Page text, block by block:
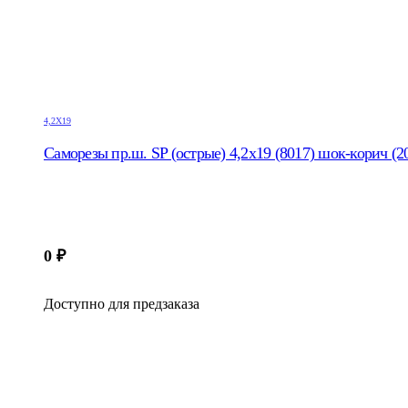
4,2Х19
Саморезы пр.ш. SP (острые) 4,2х19 (8017) шок-корич
0 ₽
Доступно для предзаказа